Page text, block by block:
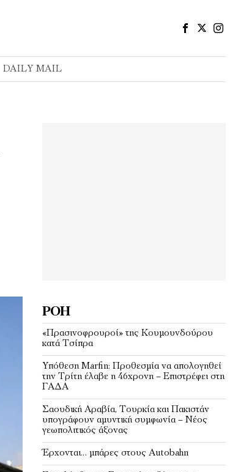
DAILY MAIL
ΡΟΉ
«Πρασινοφρουροί» της Κουμουνδούρου
κατά Τσίπρα
Υπόθεση Marfin: Προθεσμία να απολογηθεί
την Τρίτη έλαβε η 46χρονη – Επιστρέφει στη
ΓΑΔΑ
Σαουδική Αραβία, Τουρκία και Πακιστάν
υπογράφουν αμυντική συμφωνία – Νέος
γεωπολιτικός άξονας
Έρχονται… μπάρες στους Autobahn